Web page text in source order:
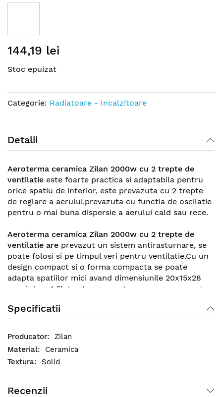
to
beginning
the
images
144,19 lei
Stoc epuizat
Categorie: Radiatoare - Incalzitoare
Detalii
Aeroterma ceramica Zilan 2000w cu 2 trepte de
ventilatie este foarte practica si adaptabila pentru
orice spatiu de interior, este prevazuta cu 2 trepte
de reglare a aerului,prevazuta cu functia de oscilatie
pentru o mai buna dispersie a aerului cald sau rece.
Aeroterma ceramica Zilan 2000w cu 2 trepte de
ventilatie are prevazut un sistem antirasturnare, se
poate folosi si pe timpul veri pentru ventilatie.Cu un
design compact si o forma compacta se poate
adapta spatiilor mici avand dimensiunile 20x15x28
cm si doar 1,5kg, este prevazuta cu un maner pentru
putere maxima dw 2000w.
Specificatii
Zilan
Ceramica
Solid
Recenzii